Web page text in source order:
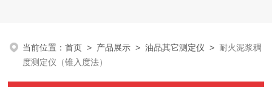
当前位置：首页 > 产品展示 >油品其它测定仪 > 耐火泥浆稠
度测定仪（锥入度法）